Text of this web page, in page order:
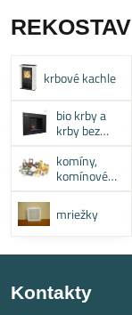
krbové kachle
bio krby a
krby bez
komína
komíny,
komínové
systémy
mriežky
Kontakty